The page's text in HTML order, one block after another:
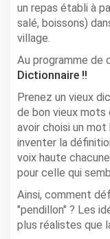
un repas établi à
salé, boissons)
village.
Au programme de
Dictionnaire !!
Prenez un vieux
de bon vieux mots
avoir choisi un
inventer la
voix haute
pour celle qui
Ainsi, comment
"pendillon" ? Les
plus réalistes que